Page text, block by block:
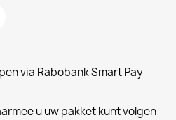
via Rabobank Smart Pay
u uw pakket kunt volgen